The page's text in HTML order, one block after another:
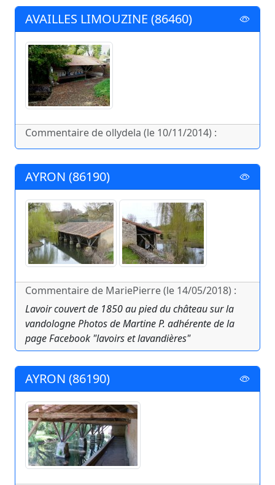
AVAILLES LIMOUZINE (86460)
Commentaire de ollydela (le 10/11/2014) :
AYRON (86190)
Commentaire de MariePierre (le 14/05/2018) :
Lavoir couvert de 1850 au pied du château sur la
vandologne Photos de Martine P. adhérente de la
page Facebook "lavoirs et lavandières"
AYRON (86190)